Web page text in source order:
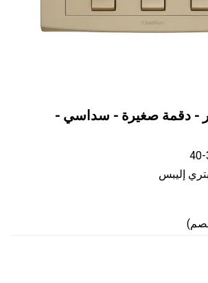
10 أمبير - دقمة صغيرة - سداسي -
إليبس